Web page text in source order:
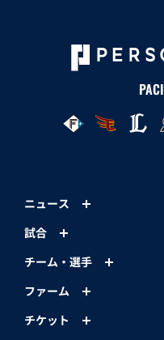
ニュース
試合
チーム・選手
ファーム
チケット